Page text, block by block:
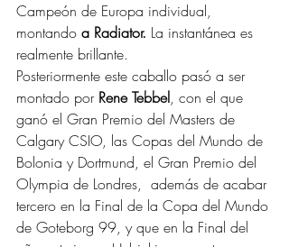
Campeón de Europa individual,
montando a Radiator. La instantánea es
realmente brillante.
Posteriormente este caballo pasó a ser
montado por Rene Tebbel, con el que
ganó el Gran Premio del Masters de
Calgary CSIO, las Copas del Mundo de
Bolonia y Dortmund, el Gran Premio del
Olympia de Londres,  además de acabar
tercero en la Final de la Copa del Mundo
de Goteborg 99, y que en la Final del